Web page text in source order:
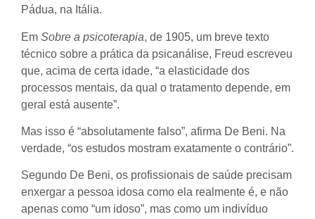
Pádua, na Itália.
Em Sobre a psicoterapia, de 1905, um breve texto
técnico sobre a prática da psicanálise, Freud escreveu
que, acima de certa idade, “a elasticidade dos
processos mentais, da qual o tratamento depende, em
geral está ausente”.
Mas isso é “absolutamente falso”, afirma De Beni. Na
verdade, “os estudos mostram exatamente o contrário”.
Segundo De Beni, os profissionais de saúde precisam
enxergar a pessoa idosa como ela realmente é, e não
apenas como “um idoso”, mas como um indivíduo